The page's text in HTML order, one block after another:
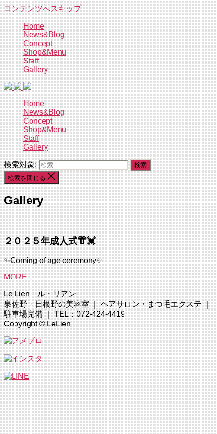
コンテンツへスキップ
Home
News&Blog
Concept
Shop&Menu
Staff
Gallery
Home
News&Blog
Concept
Shop&Menu
Staff
Gallery
検索対象:
検索を閉じる
Gallery
２０２５年成人式👘💓
✨Coming of age ceremony✨
MORE
Le Lien ル・リアン
泉佐野・日根野の美容室 ｜ ヘアサロン・まつ毛エクステ ｜
駐車場完備 ｜ TEL：072-424-4419
Copyright © LeLien